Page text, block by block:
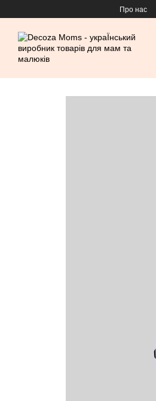
Перейти до основного контентуПро нас